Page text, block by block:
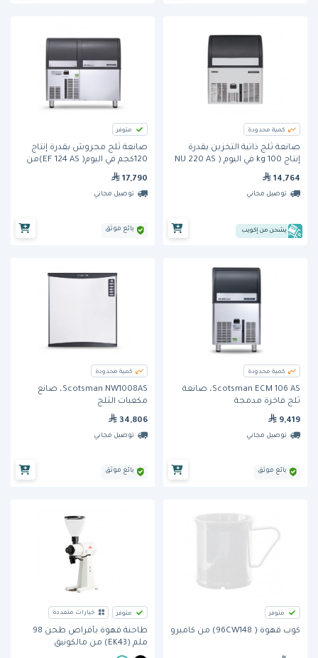
كمية محدودة
صانعة ثلج ذاتية التخزين بقدرة
إنتاج 100 kg في اليوم ( NU 220 AS
14,764
توصيل مجاني
يشحن من إكويب
متوفر
صانعة ثلج مجروش بقدرة إنتاج
120كجم في اليوم( EF 124 AS)من
سكوتسمان
17,790
توصيل مجاني
بائع موثق
كمية محدودة
Scotsman ECM 106 AS، صانعة
ثلج فاخرة مدمجة
9,419
توصيل مجاني
بائع موثق
كمية محدودة
Scotsman NW1008AS، صانع
مكعبات الثلج
34,806
توصيل مجاني
بائع موثق
متوفر
كوب قهوة ( 96CW148) من كامبرو
متوفر خيارات متعددة
طاحنة قهوة بأقراص طحن 98
ملم (EK43) من مالكونيق